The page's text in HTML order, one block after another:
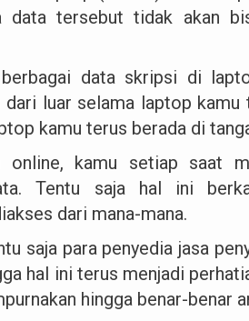
data tersebut tidak akan
data skripsi di
luar selama laptop
kamu terus berada di
online, kamu setiap saat
Tentu saja hal ini
dari mana-mana.
saja para penyedia jasa
hal ini terus menjadi
hingga benar-benar